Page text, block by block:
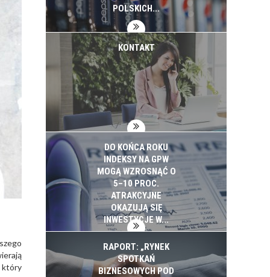
który
INWESTYCJE
POLSKICH...
KONTAKT
DO KOŃCA ROKU
INDEKSY NA GPW
MOGĄ WZROSNĄĆ O
5–10 PROC.
ATRAKCYJNE
OKAZUJĄ SIĘ
INWESTYCJE W...
RAPORT: „RYNEK
SPOTKAŃ
BIZNESOWYCH POD